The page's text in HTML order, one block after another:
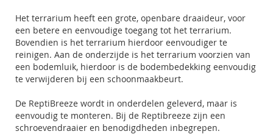
Het terrarium heeft een grote, openbare draaideur, voor
een betere en eenvoudige toegang tot het terrarium.
Bovendien is het terrarium hierdoor eenvoudiger te
reinigen. Aan de onderzijde is het terrarium voorzien van
een bodemluik, hierdoor is de bodembedekking eenvoudig
te verwijderen bij een schoonmaakbeurt.
De ReptiBreeze wordt in onderdelen geleverd, maar is
eenvoudig te monteren. Bij de Reptibreeze zijn een
schroevendraaier en benodigdheden inbegrepen.